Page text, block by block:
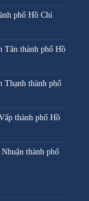
phố Hồ Chí
Tân thành phố Hồ
Thạnh thành phố
thành phố Hồ
thành phố